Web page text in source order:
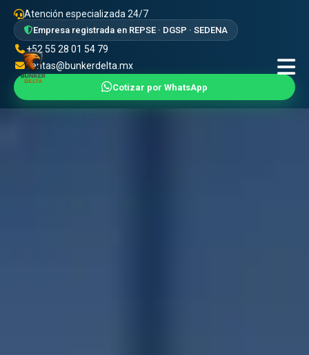
Atención especializada 24/7
Empresa registrada en REPSE · DGSP · SEDENA
+52 55 28 01 54 79
ventas@bunkerdelta.mx
Cotizar por WhatsApp